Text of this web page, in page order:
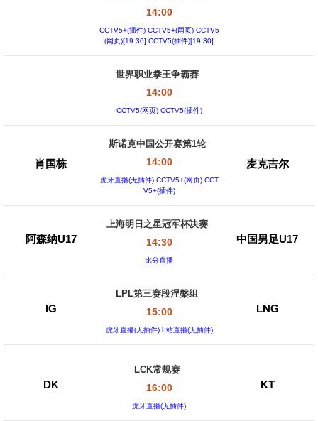
14:00
CCTV5+(插件) CCTV5+(网页) CCTV5
(网页)[19:30] CCTV5(插件)[19:30]
世界职业拳王争霸赛
14:00
CCTV5(网页) CCTV5(插件)
肖国栋
斯诺克中国公开赛第1轮
14:00
虎牙直播(无插件) CCTV5+(网页) CCT
V5+(插件)
麦克吉尔
阿森纳U17
上海明日之星冠军杯决赛
14:30
比分直播
中国男足U17
IG
LPL第三赛段涅槃组
15:00
虎牙直播(无插件) b站直播(无插件)
LNG
DK
LCK常规赛
16:00
虎牙直播(无插件)
KT